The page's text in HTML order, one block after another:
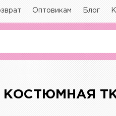
Оптовикам Блог
КОСТЮМНАЯ